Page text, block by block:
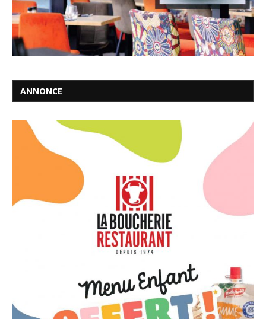
ANNONCE